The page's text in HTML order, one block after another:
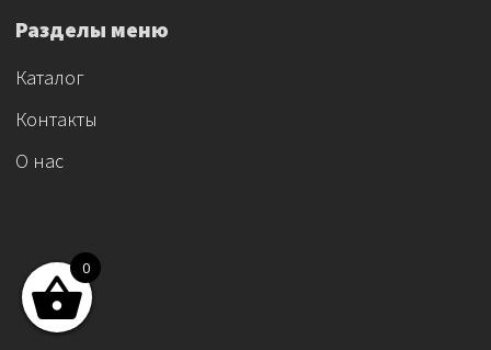
Разделы меню
Каталог
Контакты
О нас
0